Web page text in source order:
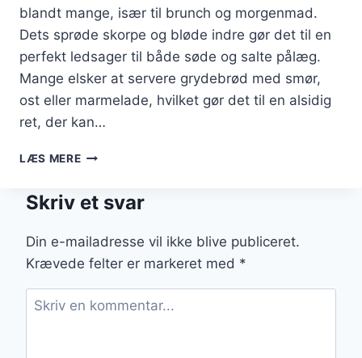
blandt mange, især til brunch og morgenmad.
Dets sprøde skorpe og bløde indre gør det til en
perfekt ledsager til både søde og salte pålæg.
Mange elsker at servere grydebrød med smør,
ost eller marmelade, hvilket gør det til en alsidig
ret, der kan…
LÆS MEREGRYDEBRØD
TIL
BRUNCH
Skriv et svar
Din e-mailadresse vil ikke blive publiceret.
Krævede felter er markeret med *